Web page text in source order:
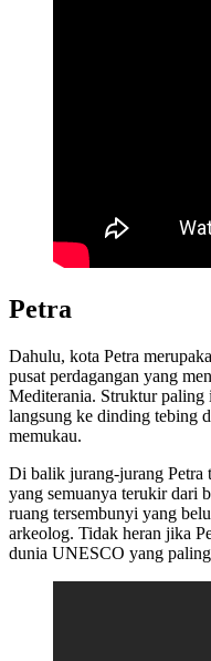
Petra
Dahulu, kota Petra
pusat perdagangan yang
Mediterania. Struktur
langsung ke dinding tebing
memukau.
Di balik jurang-jurang Petra
yang semuanya terukir dari
ruang tersembunyi yang
arkeolog. Tidak heran jika
dunia UNESCO yang